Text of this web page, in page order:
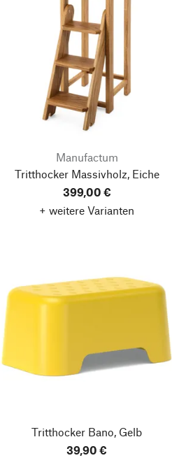
Manufactum
Tritthocker Massivholz, Eiche
399,00 €
+ weitere Varianten
Tritthocker Bano, Gelb
39,90 €